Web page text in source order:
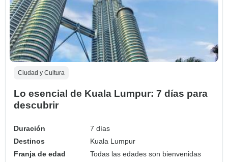
Ciudad y Cultura
Lo esencial de Kuala Lumpur: 7 días para
descubrir
Duración
7 días
Destinos
Kuala Lumpur
Franja de edad
Todas las edades son bienvenidas